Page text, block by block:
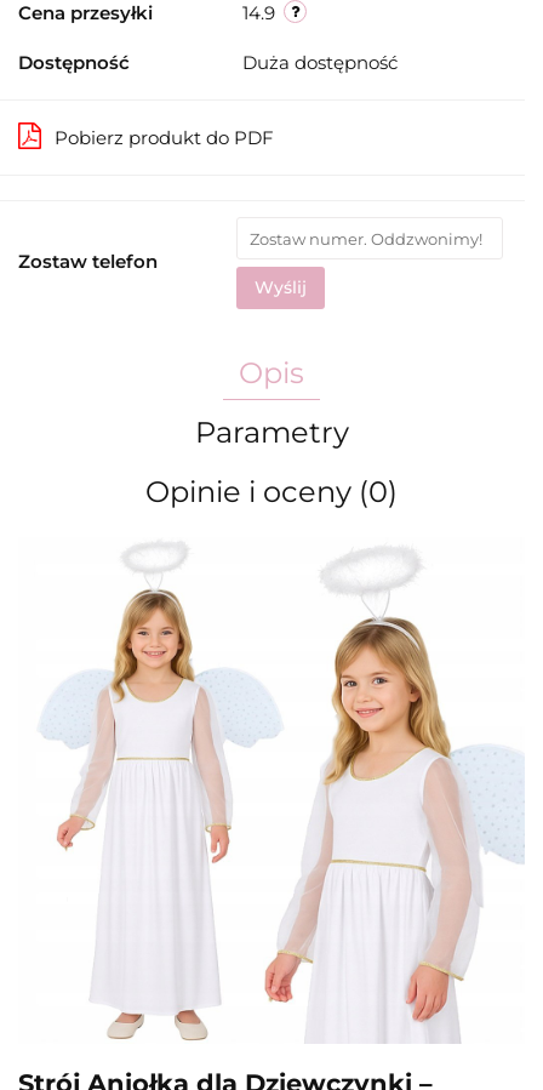
Cena przesyłki 14.9
Dostępność Duża dostępność
Pobierz produkt do PDF
Zostaw telefon
Wyślij
Opis
Parametry
Opinie i oceny (0)
Strój Aniołka dla Dziewczynki –